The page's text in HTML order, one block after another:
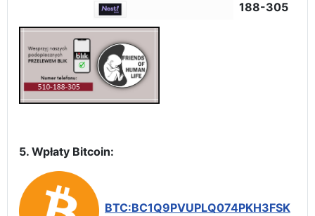
188-305
5. Wpłaty Bitcoin:
BTC:BC1Q9PVUPLQ074PKH3FSK